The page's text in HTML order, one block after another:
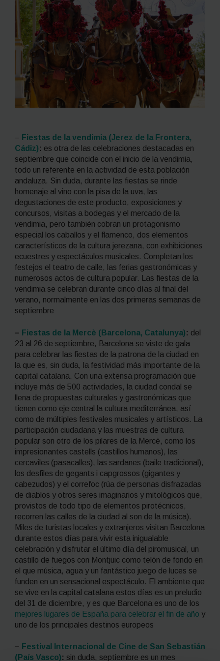
– Fiestas de la vendimia (Jerez de la Frontera,
Cádiz): es otra de las celebraciones destacadas en
septiembre que coincide con el inicio de la vendimia,
todo un referente en la actividad de esta población
andaluza. Sin duda, durante las fiestas se rinde
homenaje al vino con la pisa de la uva, las
degustaciones de este producto, exposiciones y
concursos, visitas a bodegas y el mercado de la
vendimia, pero también cobran un protagonismo
especial los caballos y el flamenco, dos elementos
característicos de la cultura jerezana, con exhibiciones
ecuestres y espectáculos musicales. Completan los
festejos el teatro de calle, las ferias gastronómicas y
numerosos actos de cultura popular. Las fiestas de la
vendimia se celebran durante cinco días al final del
verano, normalmente en las dos primeras semanas de
septiembre
– Fiestas de la Mercè (Barcelona, Catalunya): del
23 al 26 de septiembre, Barcelona se viste de gala
para celebrar las fiestas de la patrona de la ciudad en
la que es, sin duda, la festividad más importante de la
capital catalana. Con una extensa programación que
incluye más de 500 actividades, la ciudad condal se
llena de propuestas culturales y gastronómicas que
tienen como eje central la cultura mediterránea, así
como de múltiples festivales musicales y artísticos. La
participación ciudadana y las muestras de cultura
popular son otro de los pilares de la Mercè, como los
impresionantes castells (castillos humanos), las
cercaviles (pasacalles), las sardanes (baile tradicional),
los desfiles de gegants i capgrossos (gigantes y
cabezudos) y el correfoc (rúa de personas disfrazadas
de diablos y otros seres imaginarios y mitológicos que,
provistos de todo tipo de elementos pirotécnicos,
recorren las calles de la ciudad al son de la música).
Miles de turistas locales y extranjeros visitan Barcelona
durante estos días para vivir esta inigualable
celebración y disfrutar el último día del piromusical, un
castillo de fuegos con Montjüic como telón de fondo en
el que música, agua y un fantástico juego de luces se
funden en un sensacional espectáculo. El ambiente que
se vive en la capital catalana estos días es un preludio
del 31 de diciembre, y es que Barcelona es uno de los
mejores lugares de España para celebrar el fin de año y
uno de los principales destinos europeos
– Festival Internacional de Cine de San Sebastián
(País Vasco): sin duda, septiembre es un mes